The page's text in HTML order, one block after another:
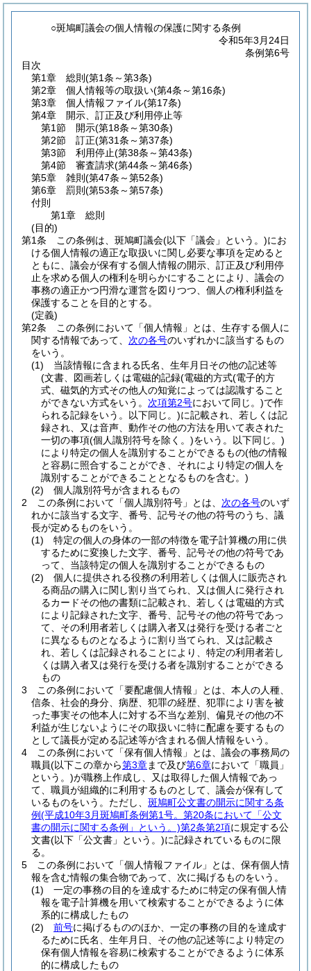
○斑鳩町議会の個人情報の保護に関する条例
令和5年3月24日
条例第6号
目次
第1章
総則 (第1条～第3条)
第2章
個人情報等の取扱い(第4条～第16条)
第3章
個人情報ファイル(第17条)
第4章
開示、訂正及び利用停止等
第1節
開示(第18条～第30条)
第2節
訂正(第31条～第37条)
第3節
利用停止(第38条～第43条)
第4節
審査請求(第44条～第46条)
第5章
雑則 (第47条～第52条)
第6章
罰則 (第53条～第57条)
付則
第1章
総則
(目的)
第1条
この条例は、斑鳩町議会(以下「議会」という。)にお
ける個人情報の適正な取扱いに関し必要な事項を定めると
ともに、議会が保有する個人情報の開示、訂正及び利用停
止を求める個人の権利を明らかにすることにより、議会の
事務の適正かつ円滑な運営を図りつつ、個人の権利利益を
保護することを目的とする。
(定義)
第2条
この条例において「個人情報」とは、生存する個人に
関する情報であって、 次の各号のいずれかに該当するもの
をいう。
(1)
当該情報に含まれる氏名、生年月日その他の記述等
(文書、図画若しくは電磁的記録(電磁的方式(電子的方
式、磁気的方式その他人の知覚によっては認識すること
ができない方式をいう。 次項第2号において同じ。)で作
られる記録をいう。以下同じ。)に記載され、若しくは記
録され、又は音声、動作その他の方法を用いて表された
一切の事項(個人識別符号を除く。)をいう。以下同じ。)
により特定の個人を識別することができるもの(他の情報
と容易に照合することができ、それにより特定の個人を
識別することができることとなるものを含む。)
(2)
個人識別符号が含まれるもの
2
この条例において「個人識別符号」とは、 次の各号のいず
れかに該当する文字、番号、記号その他の符号のうち、議
長が定めるものをいう。
(1)
特定の個人の身体の一部の特徴を電子計算機の用に供
するために変換した文字、番号、記号その他の符号であ
って、当該特定の個人を識別することができるもの
(2)
個人に提供される役務の利用若しくは個人に販売され
る商品の購入に関し割り当てられ、又は個人に発行され
るカードその他の書類に記載され、若しくは電磁的方式
により記録された文字、番号、記号その他の符号であっ
て、その利用者若しくは購入者又は発行を受ける者ごと
に異なるものとなるように割り当てられ、又は記載さ
れ、若しくは記録されることにより、特定の利用者若し
くは購入者又は発行を受ける者を識別することができる
もの
3
この条例において「要配慮個人情報」とは、本人の人種、
信条、社会的身分、病歴、犯罪の経歴、犯罪により害を被
った事実その他本人に対する不当な差別、偏見その他の不
利益が生じないようにその取扱いに特に配慮を要するもの
として議長が定める記述等が含まれる個人情報をいう。
4
この条例において「保有個人情報」とは、議会の事務局の
職員(以下この章から第3章まで及び第6章において「職員」
という。)が職務上作成し、又は取得した個人情報であっ
て、職員が組織的に利用するものとして、議会が保有して
いるものをいう。 ただし、 斑鳩町公文書の開示に関する条
例(平成10年3月斑鳩町条例第1号。第20条において「公文
書の開示に関する条例」という。)第2条第2項に規定する公
文書(以下「公文書」という。)に記録されているものに限
る。
5
この条例において「個人情報ファイル」とは、保有個人情
報を含む情報の集合物であって、次に掲げるものをいう。
(1)
一定の事務の目的を達成するために特定の保有個人情
報を電子計算機を用いて検索することができるように体
系的に構成したもの
(2)
前号に掲げるもののほか、一定の事務の目的を達成す
るために氏名、生年月日、その他の記述等により特定の
保有個人情報を容易に検索することができるように体系
的に構成したもの